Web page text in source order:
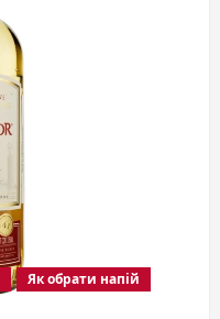
Як обрати напій